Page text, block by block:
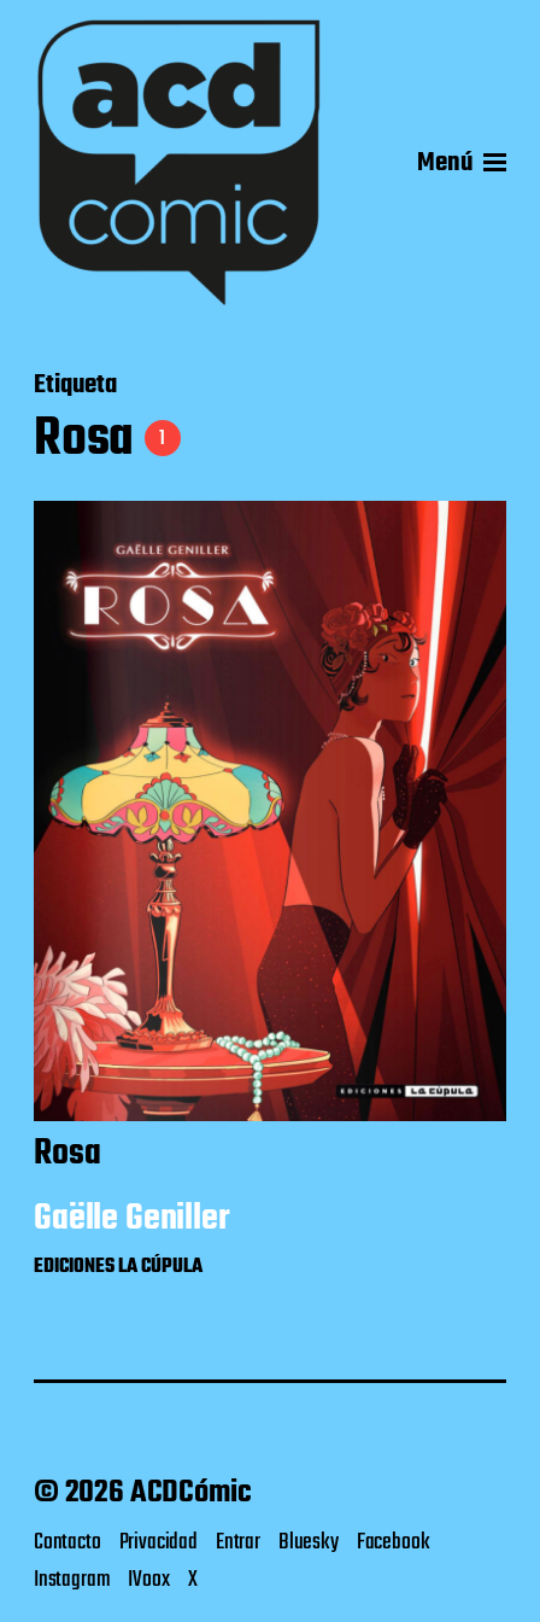
Menú
Etiqueta
Rosa 1
Rosa
Gaëlle Geniller
EDICIONES LA CÚPULA
© 2026 ACDCómic
Contacto Privacidad Entrar Bluesky Facebook
Instagram IVoox X